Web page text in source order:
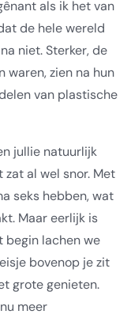
als ik het van
de hele wereld
niet. Sterker, de
waren, zien na hun
van plastische
jullie natuurlijk
al wel snor. Met
seks hebben, wat
Maar eerlijk is
begin lachen we
bovenop je zit
grote genieten.
meer